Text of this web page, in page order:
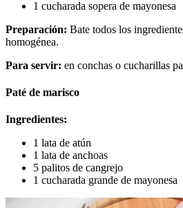
1 cucharada sopera de mayonesa
Preparación: Bate todos los
homogénea.
Para servir: en conchas o cucharillas
Paté de marisco
Ingredientes:
1 lata de atún
1 lata de anchoas
5 palitos de cangrejo
1 cucharada grande de mayonesa